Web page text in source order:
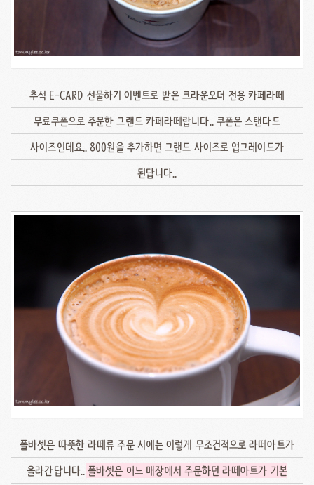
추석 E-CARD 선물하기 이벤트로 받은 크라운오더 전용 카페라떼
무료쿠폰으로 주문한 그랜드 카페라떼랍니다.. 쿠폰은 스탠다드
사이즈인데요.. 800원을 추가하면 그랜드 사이즈로 업그레이드가
된답니다..
폴바셋은 따뜻한 라떼류 주문 시에는 이렇게 무조건적으로 라떼아트가
올라간답니다..폴바셋은 어느 매장에서 주문하던 라떼아트가 기본